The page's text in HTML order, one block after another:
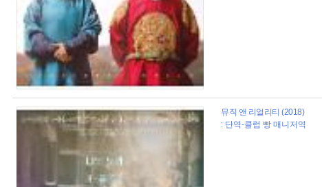
뮤직 앤 리얼리티 (2018)
: 단역-클럽 빵 매니저역